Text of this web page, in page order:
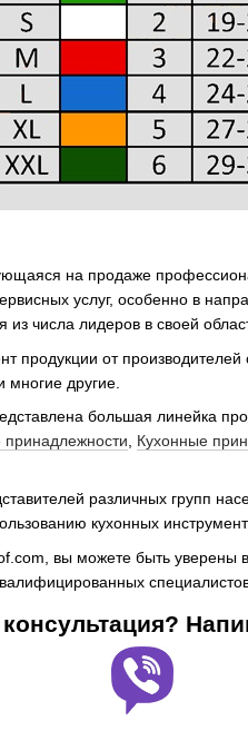
на продаже
услуг, особенно в
числа лидеров в своей
продукции от
другие.
большая линейка
принадлежности Кухонные
различных групп
кухонных
вы можете быть уверены